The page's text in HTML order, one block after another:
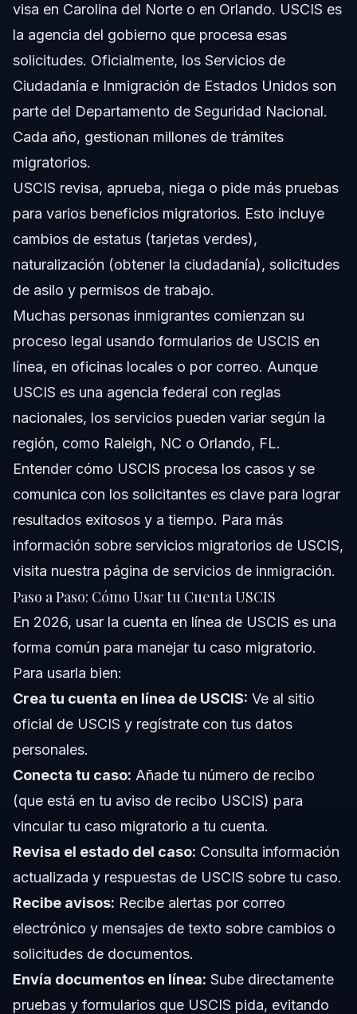
visa en Carolina del Norte o en Orlando. USCIS es
la agencia del gobierno que procesa esas
solicitudes. Oficialmente, los Servicios de
Ciudadanía e Inmigración de Estados Unidos son
parte del Departamento de Seguridad Nacional.
Cada año, gestionan millones de trámites
migratorios.
USCIS revisa, aprueba, niega o pide más pruebas
para varios beneficios migratorios. Esto incluye
cambios de estatus (tarjetas verdes),
naturalización (obtener la ciudadanía), solicitudes
de asilo y permisos de trabajo.
Muchas personas inmigrantes comienzan su
proceso legal usando formularios de USCIS en
línea, en oficinas locales o por correo. Aunque
USCIS es una agencia federal con reglas
nacionales, los servicios pueden variar según la
región, como Raleigh, NC o Orlando, FL.
Entender cómo USCIS procesa los casos y se
comunica con los solicitantes es clave para lograr
resultados exitosos y a tiempo. Para más
información sobre servicios migratorios de USCIS,
visita nuestra página de servicios de inmigración.
Paso a Paso: Cómo Usar tu Cuenta USCIS
En 2026, usar la cuenta en línea de USCIS es una
forma común para manejar tu caso migratorio.
Para usarla bien:
Crea tu cuenta en línea de USCIS: Ve al sitio
oficial de USCIS y regístrate con tus datos
personales.
Conecta tu caso: Añade tu número de recibo
(que está en tu aviso de recibo USCIS) para
vincular tu caso migratorio a tu cuenta.
Revisa el estado del caso: Consulta información
actualizada y respuestas de USCIS sobre tu caso.
Recibe avisos: Recibe alertas por correo
electrónico y mensajes de texto sobre cambios o
solicitudes de documentos.
Envía documentos en línea: Sube directamente
pruebas y formularios que USCIS pida, evitando